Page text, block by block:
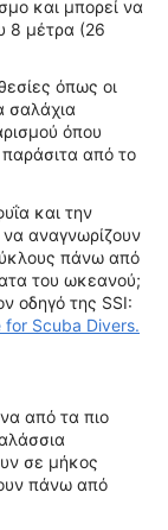
και μπορεί να
8 μέτρα (26
όπως οι
σαλάχια
όπου
από το
και την
να αναγνωρίζουν
πάνω από
του ωκεανού;
οδηγό της SSI:
for Scuba Divers.
από τα πιο
σε μήκος
πάνω από